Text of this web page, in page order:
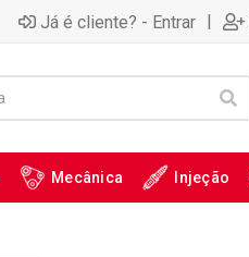
Já é cliente? - Entrar |
Mecânica Injeção